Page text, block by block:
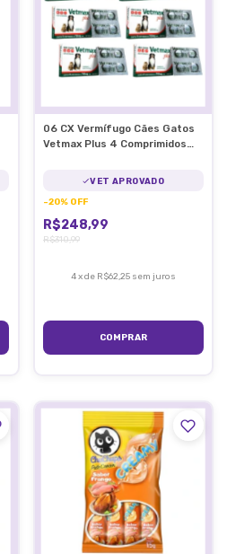
06 CX Vermífugo Cães Gatos
Vetmax Plus 4 Comprimidos
VET APROVADO
-20% OFF
R$248,99
R$310,99
4xde R$62,25 sem juros